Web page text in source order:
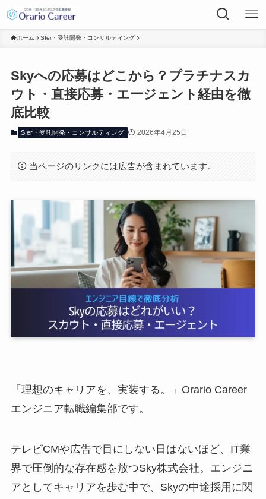
ホーム SIer・受託開発・コンサルティング
Skyへの応募はどこから？プラチナスカ
ウト・直接応募・エージェント経由を徹
底比較
SIer・受託開発・コンサルティング 2026年4月25日
当ページのリンクには広告が含まれています。
「理想のキャリアを、実装する。」Orario Career
エンジニア転職編集部です。
テレビCMや広告で目にしない日はないほど、IT業
界で圧倒的な存在感を放つSky株式会社。エンジニ
アとしてキャリアを歩む中で、Skyの中途採用に関